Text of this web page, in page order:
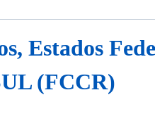
Estados
(FCCR)